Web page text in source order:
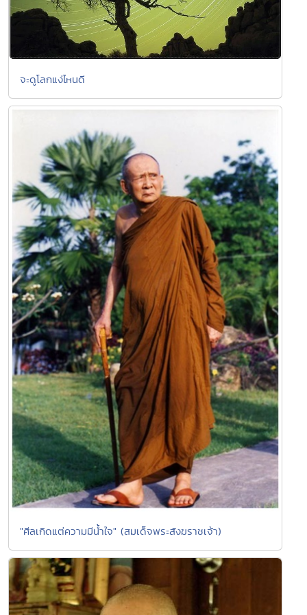
จะดูโลกแง่ไหนดี
"ศีลเกิดแต่ความมีนํ้าใจ" (สมเด็จพระสังฆราชเจ้า)